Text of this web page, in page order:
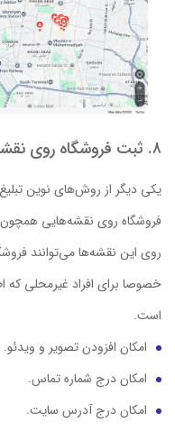
۸. ثبت فروشگاه روی نقشه گوگل
یکی دیگر از روش‌های نوین
فروشگاه روی نقشه‌هایی
روی این نقشه‌ها می‌توانند
خصوصا برای افراد غیرمحلی که
است.
امکان افزودن تصویر و ویدئو.
امکان درج شماره تماس.
امکان درج آدرس سایت.